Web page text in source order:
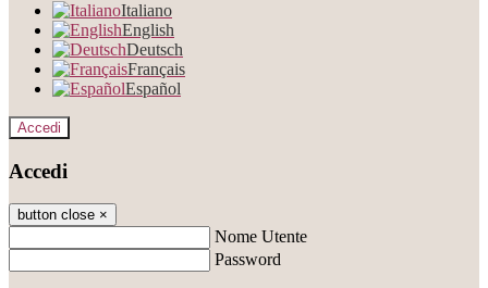
Italiano
English
Deutsch
Français
Español
Accedi
Accedi
button close ×
Nome Utente
Password